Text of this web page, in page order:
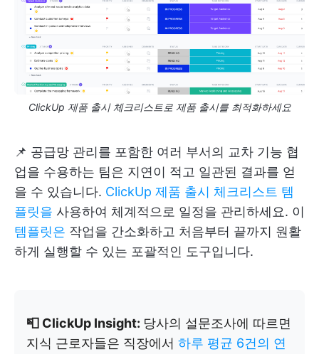
ClickUp 제품 출시 체크리스트로 제품 출시를 최적화하세요
📌 공급망 관리를 포함한 여러 부서의 교차 기능 협
업을 수용하는 팀은 지연이 적고 일관된 결과를 얻
을 수 있습니다. ClickUp 제품 출시 체크리스트 템
플릿을 사용하여 체계적으로 일정을 관리하세요. 이
템플릿은 작업을 간소화하고 처음부터 끝까지 원활
하게 실행할 수 있는 포괄적인 도구입니다.
📮 ClickUp Insight: 당사의 설문조사에 따르면
지식 근로자들은 직장에서 하루 평균 6건의 연